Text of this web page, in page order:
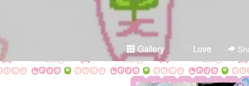
Gallery Love